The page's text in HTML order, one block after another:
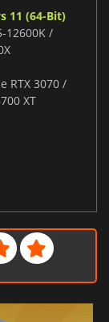
11 (64-Bit)
12600K /
RTX 3070 /
XT